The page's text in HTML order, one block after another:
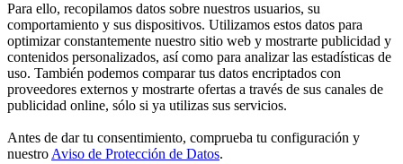
Para ello, recopilamos datos sobre nuestros usuarios, su
comportamiento y sus dispositivos. Utilizamos estos datos para
optimizar constantemente nuestro sitio web y mostrarte publicidad y
contenidos personalizados, así como para analizar las estadísticas de
uso. También podemos comparar tus datos encriptados con
proveedores externos y mostrarte ofertas a través de sus canales de
publicidad online, sólo si ya utilizas sus servicios.
Antes de dar tu consentimiento, comprueba tu configuración y
nuestro Aviso de Protección de Datos.